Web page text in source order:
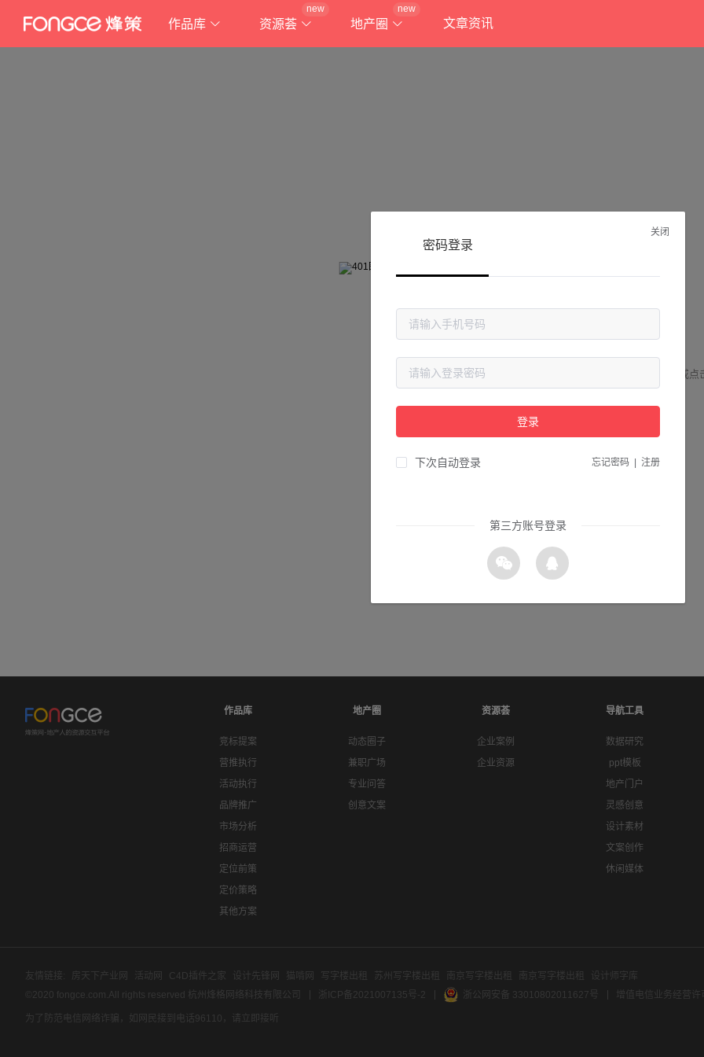
作品库 资源荟
new
地产圈
new
文章资讯
抱歉!
请检查您输入的网址是否正确，或点
作品库
竞标提案
营推执行
活动执行
品牌推广
市场分析
招商运营
定位前策
定价策略
其他方案
地产圈
动态圈子
兼职广场
专业问答
创意文案
资源荟
企业案例
企业资源
导航工具
数据研究
ppt模板
地产门户
灵感创意
设计素材
文案创作
休闲媒体
友情链接: 房天下产业网 活动网 C4D插件之家 设计先锋网 猫啃网 写字楼出租 苏州写字楼出租 南京写字楼出租 南京写字楼出租
设计师字库
©2020 fongce.com.All rights reserved 杭州烽格网络科技有限公司
浙ICP备2021007135号-2 浙公网安备 33010802011627号 增值电信业务经营
为了防范电信网络诈骗，如网民接到电话96110，请立即接听
关闭
密码登录
登录
下次自动登录 忘记密码 注册
第三方账号登录